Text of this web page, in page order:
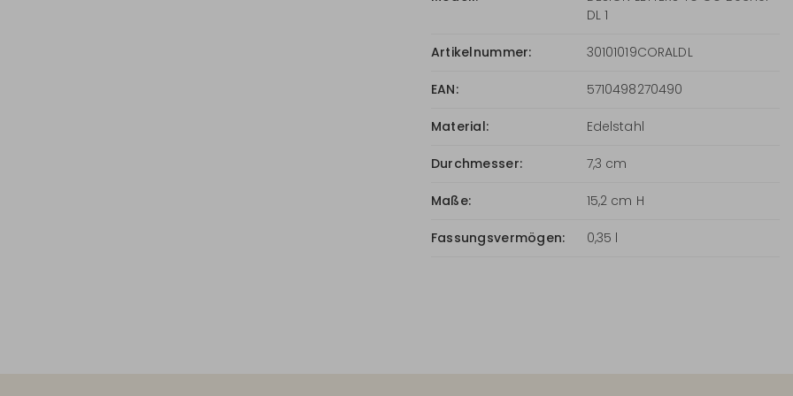
DL 1
Artikelnummer: 30101019CORALDL
EAN: 5710498270490
Material: Edelstahl
Durchmesser: 7,3 cm
Maße: 15,2 cm H
Fassungsvermögen: 0,35 l